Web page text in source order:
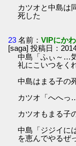
カツオと中島は
死した
23 名前：VIPにか
[saga] 投稿日：
中島「ふぃ～…
礼にこいつをく
中島はまる子の
カツオ「へへっ
カツオもまる子
中島「ジジイに
を恵んでやるぜ